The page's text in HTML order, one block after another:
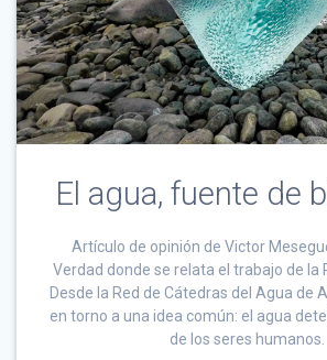
El agua, fuente de
Artículo de opinión de Victor
Verdad donde se relata el trabajo de la
Desde la Red de Cátedras del Agua de
en torno a una idea común: el agua
de los seres humanos.